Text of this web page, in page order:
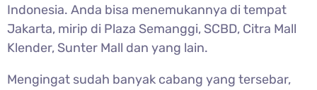
Indonesia. Anda bisa menemukannya di tempat
Jakarta, mirip di Plaza Semanggi, SCBD, Citra Mall
Klender, Sunter Mall dan yang lain.
Mengingat sudah banyak cabang yang tersebar,